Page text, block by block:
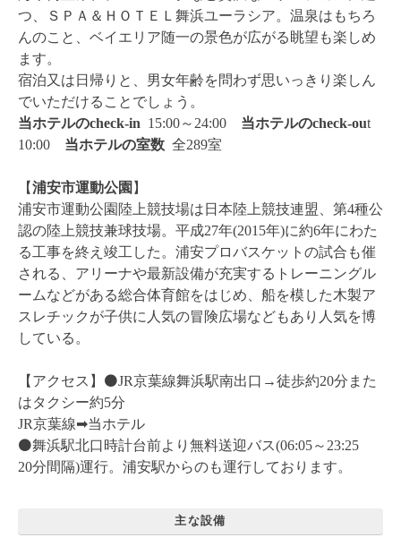
つ、ＳＰＡ＆ＨＯＴＥＬ舞浜ユーラシア。温泉はもちろ
んのこと、ベイエリア随一の景色が広がる眺望も楽しめ
ます。
宿泊又は日帰りと、男女年齢を問わず思いっきり楽しん
でいただけることでしょう。
当ホテルのcheck-in 15:00～24:00 当ホテルのcheck-out
10:00 当ホテルの室数 全289室
【浦安市運動公園 】
浦安市運動公園陸上競技場は日本陸上競技連盟、第4種公
認の陸上競技兼球技場。平成27年(2015年)に約6年にわた
る工事を終え竣工した。浦安プロバスケットの試合も催
される、アリーナや最新設備が充実するトレーニングル
ームなどがある総合体育館をはじめ、船を模した木製ア
スレチックが子供に人気の冒険広場などもあり人気を博
している。
【アクセス】⚫️JR京葉線舞浜駅南出口→徒歩約20分また
はタクシー約5分
JR京葉線➡︎当ホテル
⚫️舞浜駅北口時計台前より無料送迎バス(06:05～23:25
20分間隔)運行。浦安駅からのも運行しております。
主な設備